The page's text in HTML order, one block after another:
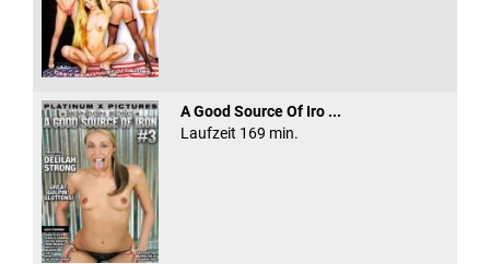
A Good Source Of Iro ...
Laufzeit 169 min.